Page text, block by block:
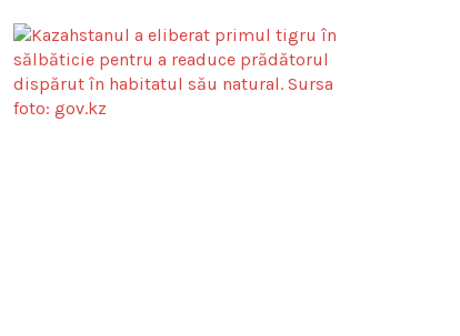
dispariție